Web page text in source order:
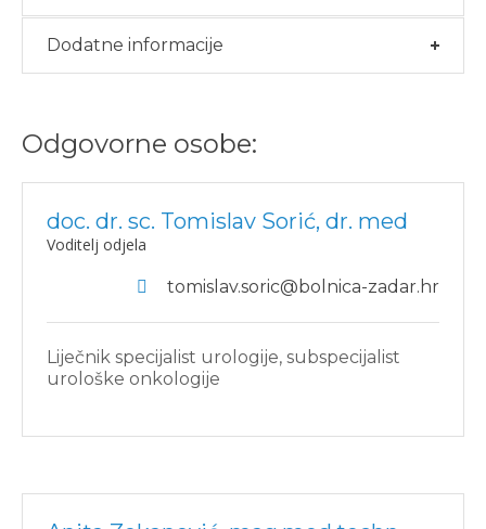
Dodatne informacije
Odgovorne osobe:
doc. dr. sc. Tomislav Sorić, dr. med
Voditelj odjela
tomislav.soric@bolnica-zadar.hr
Liječnik specijalist urologije, subspecijalist
urološke onkologije